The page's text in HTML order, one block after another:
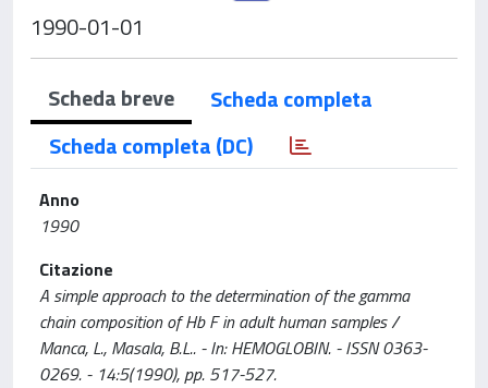
1990-01-01
Scheda breve
Scheda completa
Scheda completa (DC)
Anno
1990
Citazione
A simple approach to the determination of the gamma
chain composition of Hb F in adult human samples /
Manca, L., Masala, B.L.. - In: HEMOGLOBIN. - ISSN 0363-
0269. - 14:5(1990), pp. 517-527.